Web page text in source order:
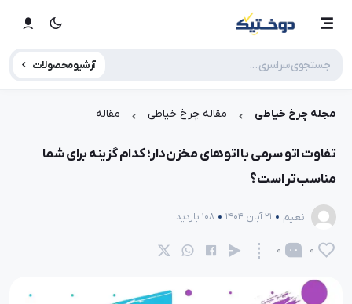
آرشیو محصولات
مجله چرخ خیاطی مقاله چرخ خیاطی مقاله
تفاوت اتو سرمی با اتوهای مخزن‌دار؛ کدام گزینه برای شما
مناسب‌تر است؟
نعیم 21 آبان 1404 108 بازدید
0
0